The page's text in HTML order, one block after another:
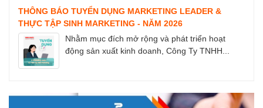
THÔNG BÁO TUYỂN DỤNG MARKETING LEADER &
THỰC TẬP SINH MARKETING - NĂM 2026
Nhằm mục đích mở rộng và phát triển hoạt
động sản xuất kinh doanh, Công Ty TNHH...